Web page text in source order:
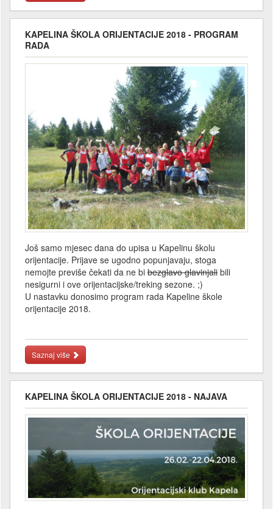
KAPELINA ŠKOLA ORIJENTACIJE 2018 - PROGRAM
RADA
Još samo mjesec dana do upisa u Kapelinu školu
orijentacije. Prijave se ugodno popunjavaju, stoga
nemojte previše čekati da ne bi bezglavo glavinjali bili
nesigurni i ove orijentacijske/treking sezone. ;)
U nastavku donosimo program rada Kapeline škole
orijentacije 2018.
Saznaj više
KAPELINA ŠKOLA ORIJENTACIJE 2018 - NAJAVA